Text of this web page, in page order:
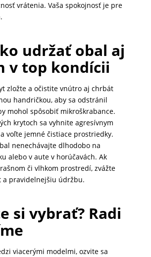
vrátenia. Vaša spokojnosť je pre
udržať obal aj
v top kondícii
zložte a očistite vnútro aj chrbát
handričkou, aby sa odstránil
mohol spôsobiť mikroškrabance.
krytoch sa vyhnite agresívnym
voľte jemné čistiace prostriedky.
nenechávajte dlhodobo na
alebo v aute v horúčavách. Ak
či vlhkom prostredí, zvážte
a pravidelnejšiu údržbu.
si vybrať? Radi
viacerými modelmi, ozvite sa